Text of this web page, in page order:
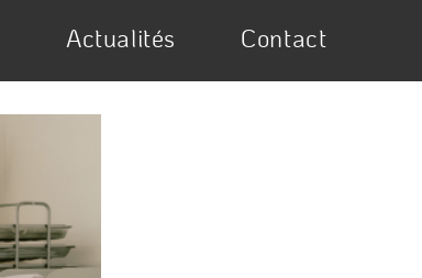
Actualités Contact